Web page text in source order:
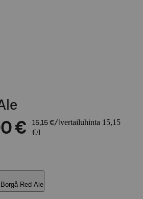
€ 15,15 €/l vertailuhinta 15,15
€/l
Red Ale